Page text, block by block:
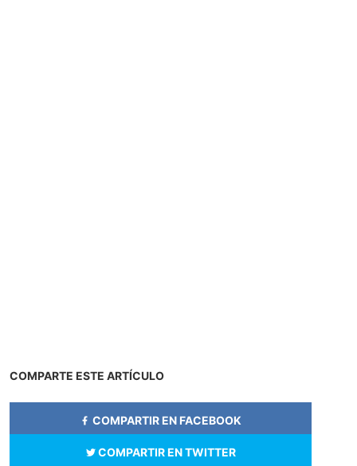
COMPARTE ESTE ARTÍCULO
COMPARTIR EN FACEBOOK
COMPARTIR EN TWITTER